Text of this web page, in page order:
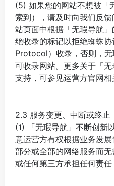
(5) 如果您的网站不想被「
索到），请及时向我们反
站页面中根据「无瑕导航
绝收录的标记以拒绝蜘蛛
Protocol）收录，否则，
可收录网站。更多关于「
支持，可参见运营方官网相
2.3 服务变更、中断或终止
(1) 「无瑕导航」不断创新
意运营方有权根据业务发
部分或全部的网络服务而
或任何第三方承担任何责任